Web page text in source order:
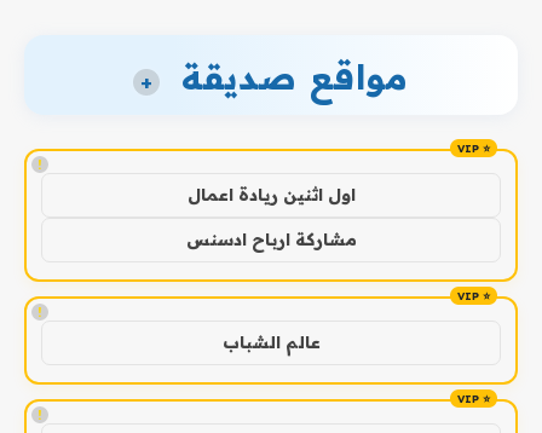
مواقع صديقة +
!
اول اثنين ريادة اعمال
مشاركة ارباح ادسنس
!
عالم الشباب
!